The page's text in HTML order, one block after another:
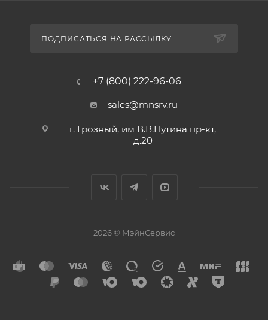
ПОДПИСАТЬСЯ НА РАССЫЛКУ
+7 (800) 222-96-06
sales@mnsrv.ru
г. Грозный, им В.В.Путина пр-кт,
д.20
2026 © МэйнСервис